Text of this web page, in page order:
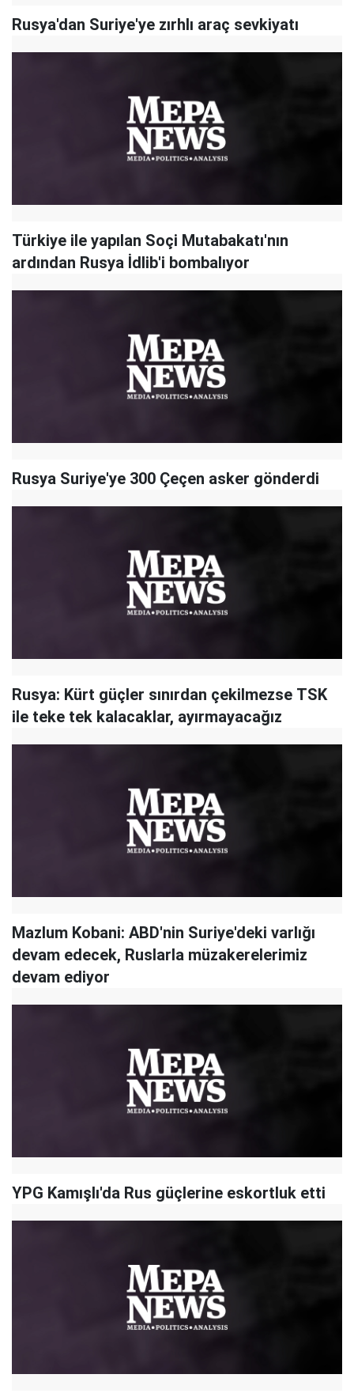
Rusya'dan Suriye'ye zırhlı araç sevkiyatı
Türkiye ile yapılan Soçi Mutabakatı'nın
ardından Rusya İdlib'i bombalıyor
Rusya Suriye'ye 300 Çeçen asker gönderdi
Rusya: Kürt güçler sınırdan çekilmezse TSK
ile teke tek kalacaklar, ayırmayacağız
Mazlum Kobani: ABD'nin Suriye'deki varlığı
devam edecek, Ruslarla müzakerelerimiz
devam ediyor
YPG Kamışlı'da Rus güçlerine eskortluk etti